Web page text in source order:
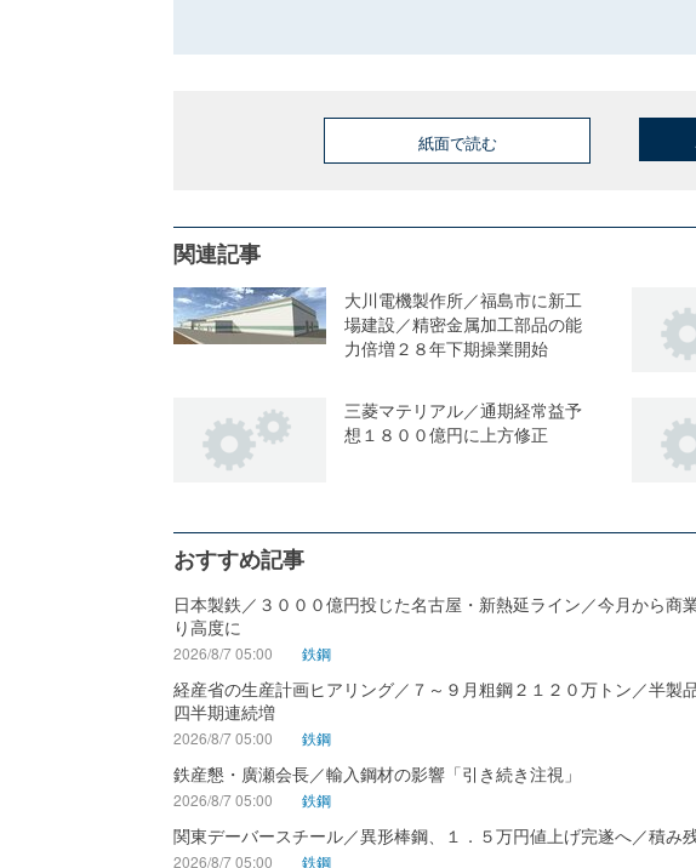
紙面で読む
関連記事
大川電機製作所／福島市に新工
場建設／精密金属加工部品の能
力倍増２８年下期操業開始
三菱マテリアル／通期経常益予
想１８００億円に上方修正
おすすめ記事
日本製鉄／３０００億円投じた名古屋・新熱延ライン／今月から商
り高度に
2026/8/7 05:00 鉄鋼
経産省の生産計画ヒアリング／７～９月粗鋼２１２０万トン／半製
四半期連続増
2026/8/7 05:00 鉄鋼
鉄産懇・廣瀬会長／輸入鋼材の影響「引き続き注視」
2026/8/7 05:00 鉄鋼
関東デーバースチール／異形棒鋼、１．５万円値上げ完遂へ／積み
2026/8/7 05:00 鉄鋼